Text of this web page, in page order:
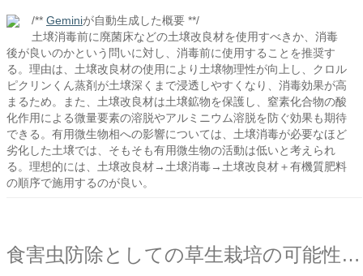
/** Geminiが自動生成した概要 **/
土壌消毒前に廃菌床などの土壌改良材を使用すべきか、消毒
後が良いのかという問いに対し、消毒前に使用することを推奨す
る。理由は、土壌改良材の使用により土壌物理性が向上し、クロル
ピクリンくん蒸剤が土壌深くまで浸透しやすくなり、消毒効果が高
まるため。また、土壌改良材は土壌鉱物を保護し、窒素化合物の酸
化作用による微量要素の溶脱やアルミニウム溶脱を防ぐ効果も期待
できる。有用微生物相への影響については、土壌消毒が必要なほど
劣化した土壌では、そもそも有用微生物の活動は低いと考えられ
る。理想的には、土壌改良材→土壌消毒→土壌改良材＋有機質肥料
の順序で施用するのが良い。
食害虫防除としての草生栽培の可能性を探る